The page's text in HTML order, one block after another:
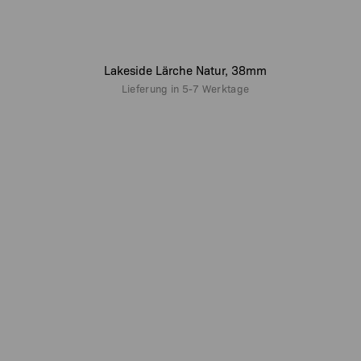
Lakeside Lärche Natur, 38mm
Lieferung in 5-7 Werktage